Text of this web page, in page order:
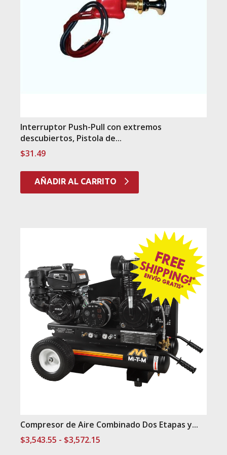
Interruptor Push-Pull con extremos
descubiertos, Pistola de...
$31.49
AÑADIR AL CARRITO
Compresor de Aire Combinado Dos Etapas y...
$3,543.55 - $3,572.15